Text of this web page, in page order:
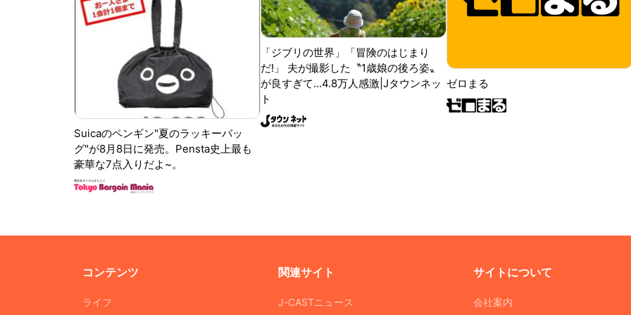
Suicaのペンギン"夏のラッキーバッ
グ"が8月8日に発売。Pensta史上最も
豪華な7点入りだよ~。
「ジブリの世界」「冒険のはじまり
だ!」 夫が撮影した〝1歳娘の後ろ姿〟
が良すぎて...4.8万人感激|Jタウンネッ
ト
ゼロまる
コンテンツ
ライフ
関連サイト
J-CASTニュース
サイトについて
会社案内